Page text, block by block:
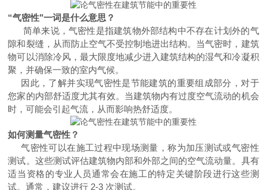
“气密性"一词是什么意思？
简单来说，气密性是指建筑物外部结构中不存在计划外的气
隙和裂缝，从而防止空气不受控制地进出结构。当气密时，建筑
物可以消除冷风，最大限度地减少进入建筑结构的湿气和冷凝积
聚，并确保一致的室内气候。
因此，了解并实现气密性是节能建筑的重要组成部分，对于
您家的内部舒适度尤其有效。当建筑物内有过度空气流动的机会
时，可能会引起气流，从而影响热舒适度。
如何测量气密性？
气密性可以在施工过程中现场测量，称为加压测试或气密性
测试。这些测试评估建筑物内部和外部之间的空气流动量。具有
适当资格的专业人员通常会在施工的特定关键阶段进行这些测
试。通常，建议进行 2-3 次测试。